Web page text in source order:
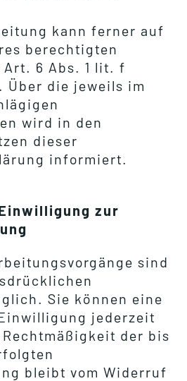
kann ferner auf
berechtigten
6 Abs. 1 lit. f
Über die jeweils im
wird in den
dieser
informiert.
zur
sind
Sie können eine
jederzeit
der bis
bleibt vom Widerruf